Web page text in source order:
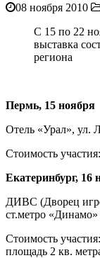
08 ноября 2010
С 15 по 22
выставка
региона
Пермь, 15 ноября
Отель «Урал», ул.
Стоимость
Екатеринбург, 16
ДИВС (Дворец
ст.метро «Динамо»
Стоимость
площадь 2 кв.